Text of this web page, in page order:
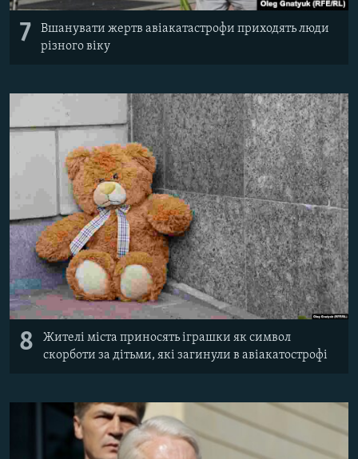
7
Вшанувати жертв авіакатастрофи приходять люди
різного віку
8
Жителі міста приносять іграшки як символ
скорботи за дітьми, які загинули в авіакатострофі